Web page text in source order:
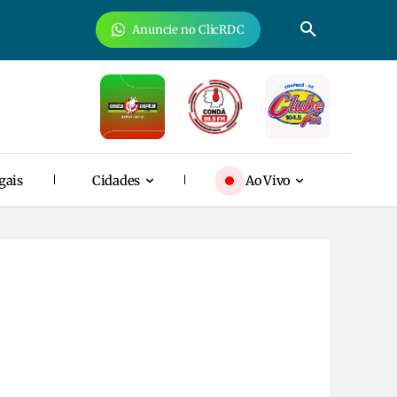
Anuncie no ClicRDC
Cidades Ao Vivo